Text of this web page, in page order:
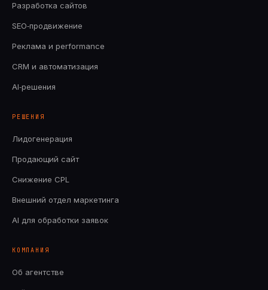
Разработка сайтов
SEO‑продвижение
Реклама и performance
CRM и автоматизация
AI‑решения
РЕШЕНИЯ
Лидогенерация
Продающий сайт
Снижение CPL
Внешний отдел маркетинга
AI для обработки заявок
КОМПАНИЯ
Об агентстве